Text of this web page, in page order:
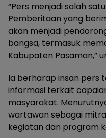
“Pers menjadi salah
Pemberitaan yang
akan menjadi
bangsa, termasuk
Kabupaten Pasaman,”
Ia berharap insan pers
informasi terkait
masyarakat.
wartawan sebagai
kegiatan dan program